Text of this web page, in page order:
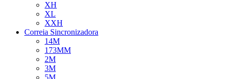
XH
XL
XXH
Correia Sincronizadora
14M
173MM
2M
3M
5M